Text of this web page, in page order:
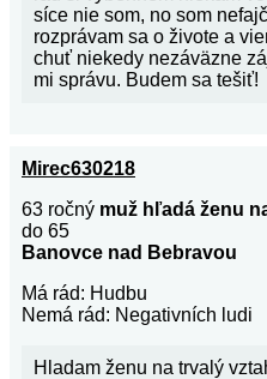
síce nie som, no som
rozprávam sa o živote a
chuť niekedy nezáväzne
mi správu. Budem sa tešiť!
Mirec630218
63 ročný muž hľadá ženu
do 65
Banovce nad Bebravou
Má rád: Hudbu
Nemá rád: Negativních ludi
Hladam ženu na trvalý